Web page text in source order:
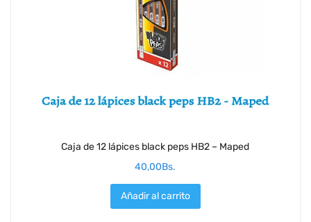
Caja de 12 lápices black peps HB2 – Maped
40,00Bs.
Añadir al carrito